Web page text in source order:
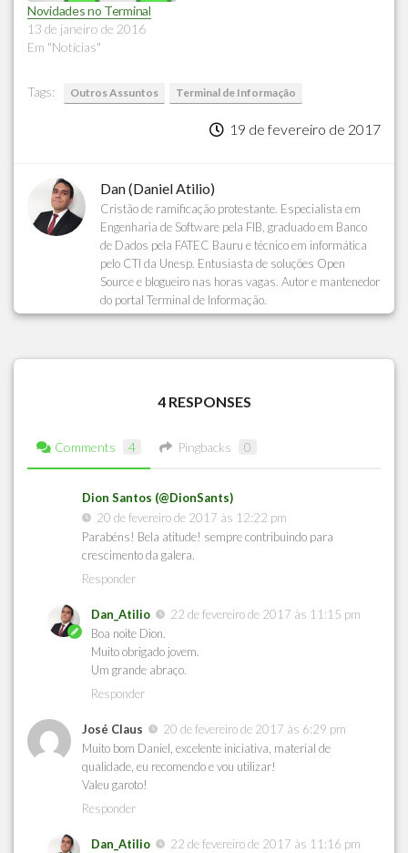
Novidades no Terminal
13 de janeiro de 2016
Em "Notícias"
Tags: Outros Assuntos Terminal de Informação
19 de fevereiro de 2017
Dan (Daniel Atilio)
Cristão de ramificação protestante. Especialista em
Engenharia de Software pela FIB, graduado em Banco
de Dados pela FATEC Bauru e técnico em informática
pelo CTI da Unesp. Entusiasta de soluções Open
Source e blogueiro nas horas vagas. Autor e mantenedor
do portal Terminal de Informação.
4 RESPONSES
Comments 4 Pingbacks 0
Dion Santos (@DionSants)
20 de fevereiro de 2017 às 12:22 pm
Parabéns! Bela atitude! sempre contribuindo para
crescimento da galera.
Responder
Dan_Atilio
22 de fevereiro de 2017 às 11:15 pm
Boa noite Dion.
Muito obrigado jovem.
Um grande abraço.
Responder
José Claus
20 de fevereiro de 2017 às 6:29 pm
Muito bom Daniel, excelente iniciativa, material de
qualidade, eu recomendo e vou utilizar!
Valeu garoto!
Responder
Dan_Atilio
22 de fevereiro de 2017 às 11:16 pm